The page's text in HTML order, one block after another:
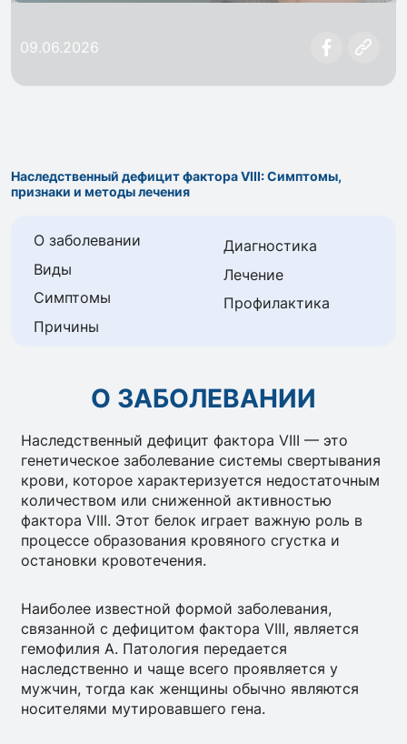
09.06.2026
Наследственный дефицит фактора VIII: Симптомы,
признаки и методы лечения
О заболевании
Виды
Симптомы
Причины
Диагностика
Лечение
Профилактика
О ЗАБОЛЕВАНИИ
Наследственный дефицит фактора VIII — это
генетическое заболевание системы свертывания
крови, которое характеризуется недостаточным
количеством или сниженной активностью
фактора VIII. Этот белок играет важную роль в
процессе образования кровяного сгустка и
остановки кровотечения.
Наиболее известной формой заболевания,
связанной с дефицитом фактора VIII, является
гемофилия А. Патология передается
наследственно и чаще всего проявляется у
мужчин, тогда как женщины обычно являются
носителями мутировавшего гена.